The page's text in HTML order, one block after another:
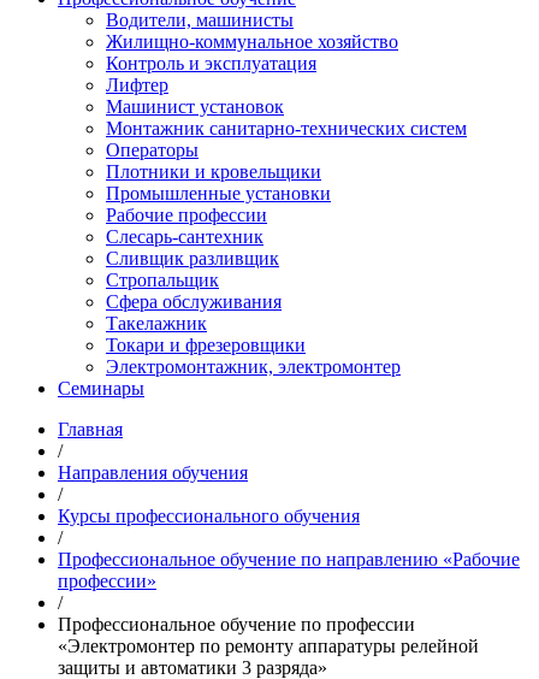
Водители, машинисты
Жилищно-коммунальное хозяйство
Контроль и эксплуатация
Лифтер
Машинист установок
Монтажник санитарно-технических систем
Операторы
Плотники и кровельщики
Промышленные установки
Рабочие профессии
Слесарь-сантехник
Сливщик разливщик
Стропальщик
Сфера обслуживания
Такелажник
Токари и фрезеровщики
Электромонтажник, электромонтер
Семинары
Главная
/
Направления обучения
/
Курсы профессионального обучения
/
Профессиональное обучение по направлению «Рабочие
профессии»
/
Профессиональное обучение по профессии
«Электромонтер по ремонту аппаратуры релейной
защиты и автоматики 3 разряда»